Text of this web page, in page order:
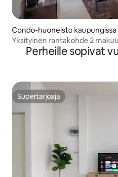
Condo-huoneisto kaupungissa
Yksityinen rantakohde 2
merinäkymä
Perheille sopivat
Supertarjoaja
Supertarjoaja